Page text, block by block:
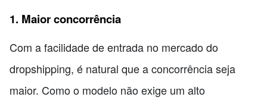
1. Maior concorrência
Com a facilidade de entrada no mercado do
dropshipping, é natural que a concorrência seja
maior. Como o modelo não exige um alto